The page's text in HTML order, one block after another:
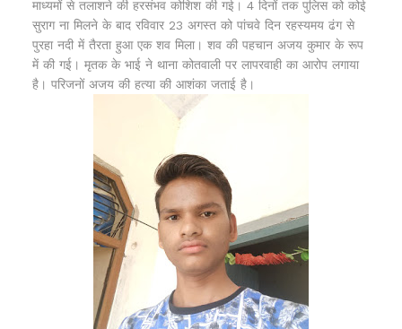
माध्यमों से तलाशने की हरसंभव कोशिश की गई। 4 दिनों तक पुलिस को कोई
सुराग ना मिलने के बाद रविवार 23 अगस्त को पांचवे दिन रहस्यमय ढंग से
पुरहा नदी में तैरता हुआ एक शव मिला। शव की पहचान अजय कुमार के रूप
में की गई। मृतक के भाई ने थाना कोतवाली पर लापरवाही का आरोप लगाया
है। परिजनों अजय की हत्या की आशंका जताई है।